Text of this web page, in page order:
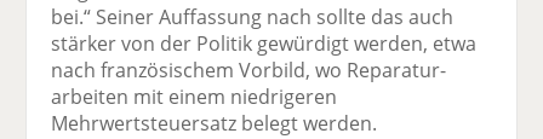
bei.“ Seiner Auffassung nach sollte das auch
stärker von der Politik gewürdigt werden, etwa
nach französischem Vorbild, wo Reparatur­
arbeiten mit einem niedrigeren
Mehrwertsteuersatz belegt werden.